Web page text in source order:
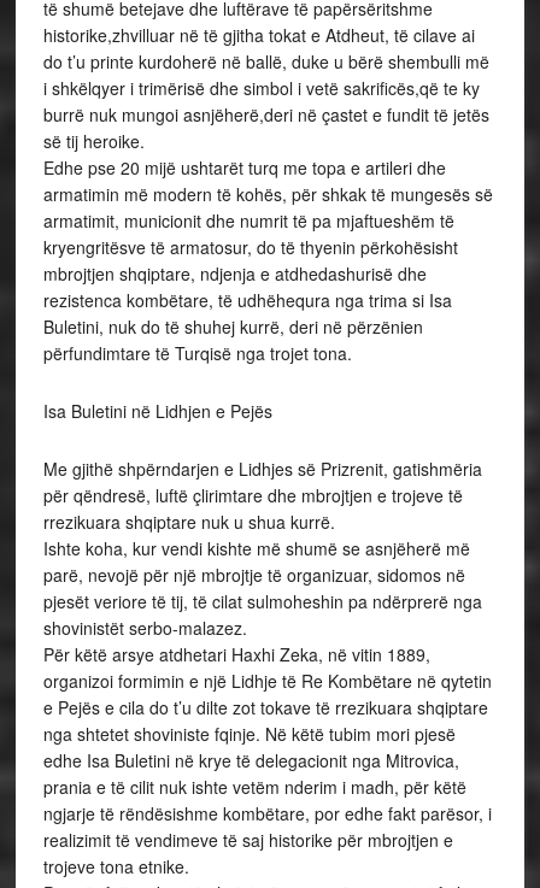
të shumë betejave dhe luftërave të papërsëritshme
historike,zhvilluar në të gjitha tokat e Atdheut, të cilave ai
do t’u printe kurdoherë në ballë, duke u bërë shembulli më
i shkëlqyer i trimërisë dhe simbol i vetë sakrificës,që te ky
burrë nuk mungoi asnjëherë,deri në çastet e fundit të jetës
së tij heroike.
Edhe pse 20 mijë ushtarët turq me topa e artileri dhe
armatimin më modern të kohës, për shkak të mungesës së
armatimit, municionit dhe numrit të pa mjaftueshëm të
kryengritësve të armatosur, do të thyenin përkohësisht
mbrojtjen shqiptare, ndjenja e atdhedashurisë dhe
rezistenca kombëtare, të udhëhequra nga trima si Isa
Buletini, nuk do të shuhej kurrë, deri në përzënien
përfundimtare të Turqisë nga trojet tona.
Isa Buletini në Lidhjen e Pejës
Me gjithë shpërndarjen e Lidhjes së Prizrenit, gatishmëria
për qëndresë, luftë çlirimtare dhe mbrojtjen e trojeve të
rrezikuara shqiptare nuk u shua kurrë.
Ishte koha, kur vendi kishte më shumë se asnjëherë më
parë, nevojë për një mbrojtje të organizuar, sidomos në
pjesët veriore të tij, të cilat sulmoheshin pa ndërprerë nga
shovinistët serbo-malazez.
Për këtë arsye atdhetari Haxhi Zeka, në vitin 1889,
organizoi formimin e një Lidhje të Re Kombëtare në qytetin
e Pejës e cila do t’u dilte zot tokave të rrezikuara shqiptare
nga shtetet shoviniste fqinje. Në këtë tubim mori pjesë
edhe Isa Buletini në krye të delegacionit nga Mitrovica,
prania e të cilit nuk ishte vetëm nderim i madh, për këtë
ngjarje të rëndësishme kombëtare, por edhe fakt parësor, i
realizimit të vendimeve të saj historike për mbrojtjen e
trojeve tona etnike.